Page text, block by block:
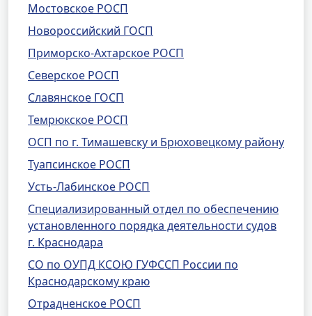
Мостовское РОСП
Новороссийский ГОСП
Приморско-Ахтарское РОСП
Северское РОСП
Славянское ГОСП
Темрюкское РОСП
ОСП по г. Тимашевску и Брюховецкому району
Туапсинское РОСП
Усть-Лабинское РОСП
Специализированный отдел по обеспечению
установленного порядка деятельности судов
г. Краснодара
СО по ОУПД КСОЮ ГУФССП России по
Краснодарскому краю
Отрадненское РОСП